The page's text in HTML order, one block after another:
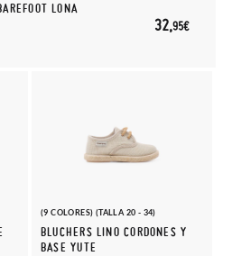
LONA
32,95€
(9 COLORES) (TALLA 20 - 34)
BLUCHERS LINO CORDONES Y
BASE YUTE